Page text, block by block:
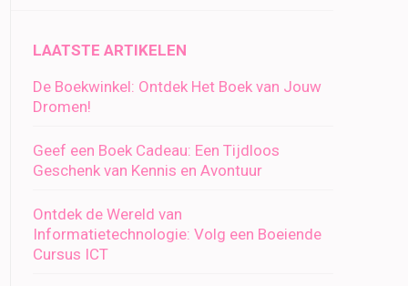
LAATSTE ARTIKELEN
De Boekwinkel: Ontdek Het Boek van Jouw
Dromen!
Geef een Boek Cadeau: Een Tijdloos
Geschenk van Kennis en Avontuur
Ontdek de Wereld van
Informatietechnologie: Volg een Boeiende
Cursus ICT